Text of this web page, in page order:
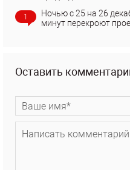
1
Ночью с 25 на 26
минут перекроют
Оставить